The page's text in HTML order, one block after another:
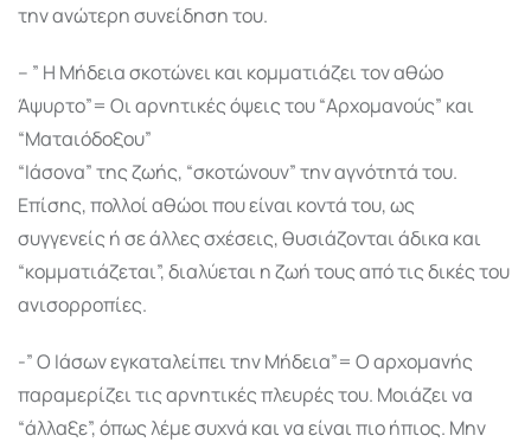
την ανώτερη συνείδηση του.
– ” Η Μήδεια σκοτώνει και κομματιάζει τον αθώο
Άψυρτο”= Οι αρνητικές όψεις του “Αρχομανούς” και
“Ματαιόδοξου”
“Ιάσονα” της ζωής, “σκοτώνουν” την αγνότητά του.
Επίσης, πολλοί αθώοι που είναι κοντά του, ως
συγγενείς ή σε άλλες σχέσεις, θυσιάζονται άδικα και
“κομματιάζεται”, διαλύεται η ζωή τους από τις δικές του
ανισορροπίες.
-” Ο Ιάσων εγκαταλείπει την Μήδεια”= Ο αρχομανής
παραμερίζει τις αρνητικές πλευρές του. Μοιάζει να
“άλλαξε”, όπως λέμε συχνά και να είναι πιο ήπιος. Μην